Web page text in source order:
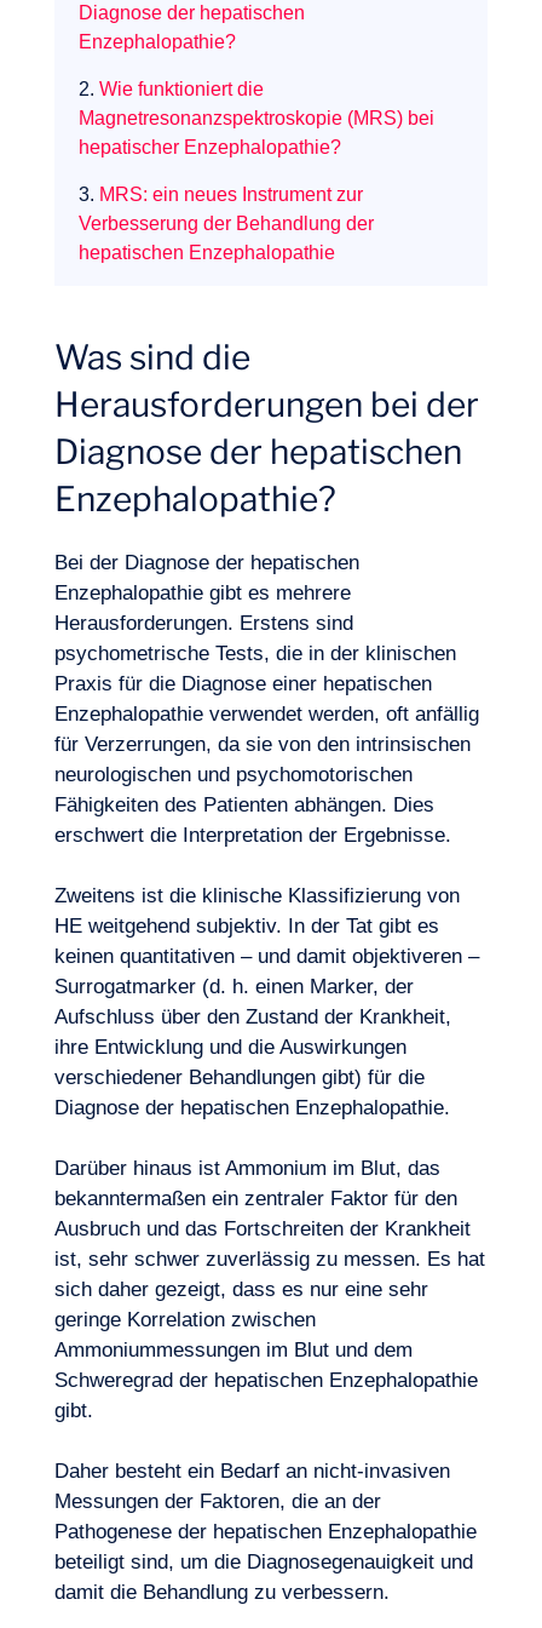
Unser Abenteuer
Lust, an Bord zu gehen?
Diagnose der hepatischen
Enzephalopathie?
2. Wie funktioniert die
Magnetresonanzspektroskopie (MRS) bei
hepatischer Enzephalopathie?
3. MRS: ein neues Instrument zur
Verbesserung der Behandlung der
hepatischen Enzephalopathie
Was sind die
Herausforderungen bei der
Diagnose der hepatischen
Enzephalopathie?
Bei der Diagnose der hepatischen
Enzephalopathie gibt es mehrere
Herausforderungen. Erstens sind
psychometrische Tests, die in der klinischen
Praxis für die Diagnose einer hepatischen
Enzephalopathie verwendet werden, oft anfällig
für Verzerrungen, da sie von den intrinsischen
neurologischen und psychomotorischen
Fähigkeiten des Patienten abhängen. Dies
erschwert die Interpretation der Ergebnisse.
Zweitens ist die klinische Klassifizierung von
HE weitgehend subjektiv. In der Tat gibt es
keinen quantitativen – und damit objektiveren –
Surrogatmarker (d. h. einen Marker, der
Aufschluss über den Zustand der Krankheit,
ihre Entwicklung und die Auswirkungen
verschiedener Behandlungen gibt) für die
Diagnose der hepatischen Enzephalopathie.
Darüber hinaus ist Ammonium im Blut, das
bekanntermaßen ein zentraler Faktor für den
Ausbruch und das Fortschreiten der Krankheit
ist, sehr schwer zuverlässig zu messen. Es hat
sich daher gezeigt, dass es nur eine sehr
geringe Korrelation zwischen
Ammoniummessungen im Blut und dem
Schweregrad der hepatischen Enzephalopathie
gibt.
Daher besteht ein Bedarf an nicht-invasiven
Messungen der Faktoren, die an der
Pathogenese der hepatischen Enzephalopathie
beteiligt sind, um die Diagnosegenauigkeit und
damit die Behandlung zu verbessern.